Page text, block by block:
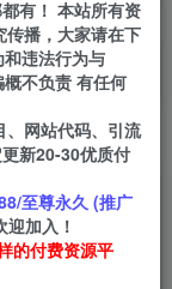
入400+，不
料）
有！ 本站所有资
传播，大家请在下
违法行为与
不负责 有任何
、网站代码、引流
新20-30优质付
至尊永久 (推广
加入！
的付费资源平